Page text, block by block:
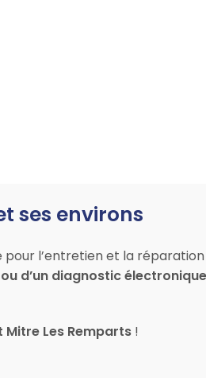
ses environs
pour l’entretien et la
d’un diagnostic électronique
Les Remparts !